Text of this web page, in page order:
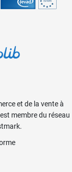
et de la vente à
membre du réseau